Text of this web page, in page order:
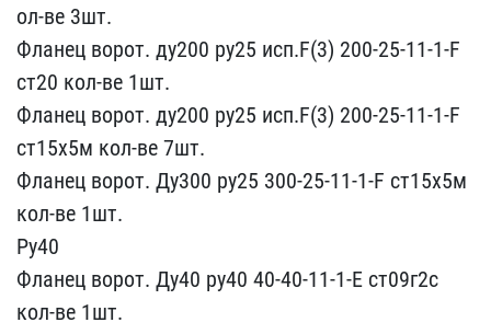
ол-ве 3шт.
Фланец ворот.​ ду200 ру25 исп.F(3) 200​-25-11-1-F
ст20 кол-ве 1​шт.
Фланец ворот. ду200 ​ру25 исп.F(3) 200-25-11-​1-F
ст15х5м кол-ве 7шт.​
Фланец ворот. Ду300 ру2​5 300-25-11-1-F ст15х5м ​
кол-ве 1шт.
Ру40
Фланец ​ворот. Ду40 ру40 40-40-1​1-1-Е ст09г2с
кол-ве 1шт​.